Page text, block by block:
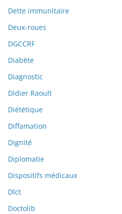
Dette immunitaire
Deux-roues
DGCCRF
Diabète
Diagnostic
Didier Raoult
Diététique
Diffamation
Dignité
Diplomatie
Dispositifs médicaux
Dlct
Doctolib